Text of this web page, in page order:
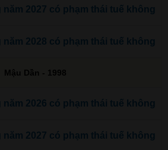
năm 2027 có phạm thái tuế không
năm 2028 có phạm thái tuế không
Mậu Dần - 1998
năm 2026 có phạm thái tuế không
năm 2027 có phạm thái tuế không